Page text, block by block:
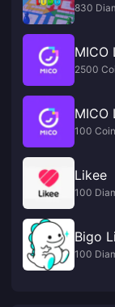
830
MICO
2500
MICO
100
Likee
100
Bigo
100